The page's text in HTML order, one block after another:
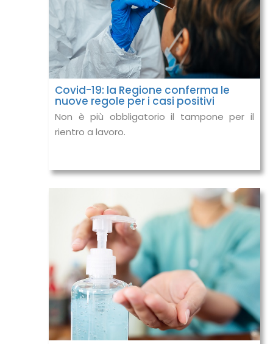
Covid-19: la Regione conferma le
nuove regole per i casi positivi
Non è più obbligatorio il tampone per il
rientro a lavoro.